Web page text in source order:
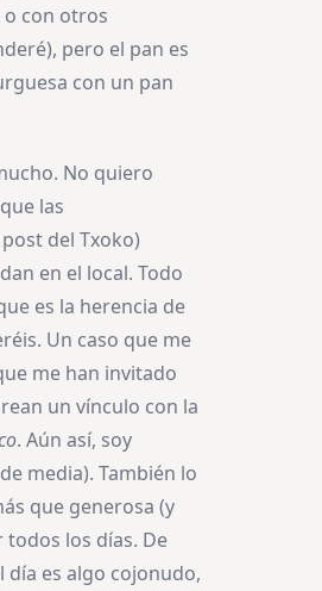
o con otros
pero el pan es
con un pan
No quiero
las
del Txoko)
en el local. Todo
es la herencia de
Un caso que me
me han invitado
un vínculo con la
. Aún así, soy
media). También lo
que generosa (y
los días. De
día es algo cojonudo,